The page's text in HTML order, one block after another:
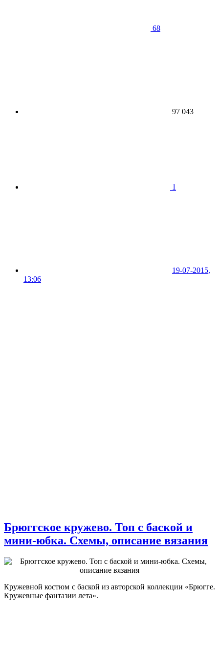
68
97 043
1
19-07-2015,
13:06
Брюггское кружево. Топ с баской и
мини-юбка. Схемы, описание вязания
Кружевной костюм с баской из авторской коллекции «Брюгге.
Кружевные фантазии лета».